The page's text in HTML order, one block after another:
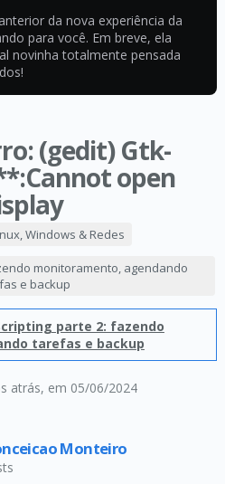
da nova experiência da
para você. Em breve, ela
novinha totalmente pensada
(gedit) Gtk-
open
atrás, em 05/06/2024
Windows & Redes
monitoramento, agendando
e backup
parte 2: fazendo
tarefas e backup
Monteiro